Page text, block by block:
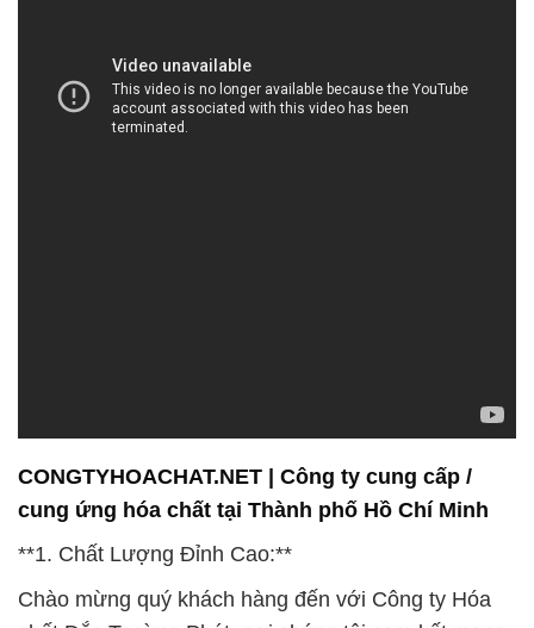
CONGTYHOACHAT.NET | Công ty cung cấp /
cung ứng hóa chất tại Thành phố Hồ Chí Minh
**1. Chất Lượng Đỉnh Cao:**
Chào mừng quý khách hàng đến với Công ty Hóa